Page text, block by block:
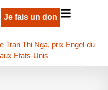
Je fais un don
Tran Thi Nga, prix Engel-du
Etats-Unis